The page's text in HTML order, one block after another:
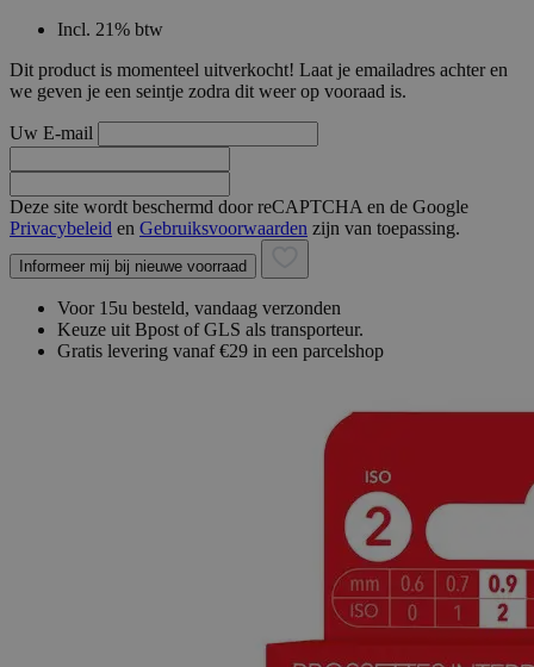
Incl. 21% btw
Dit product is momenteel uitverkocht! Laat je emailadres achter en
we geven je een seintje zodra dit weer op vooraad is.
Uw E-mail
Deze site wordt beschermd door reCAPTCHA en de Google
Privacybeleid en Gebruiksvoorwaarden zijn van toepassing.
Informeer mij bij nieuwe voorraad
Voor 15u besteld, vandaag verzonden
Keuze uit Bpost of GLS als transporteur.
Gratis levering vanaf €29 in een parcelshop